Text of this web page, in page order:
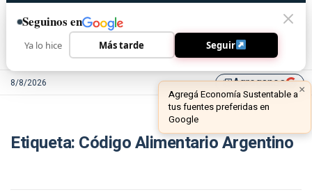
8/8/2026 library_addAgreganos ×
Agregá Economía Sustentable a
tus fuentes preferidas en
Google
Etiqueta: Código Alimentario Argentino
Seguinos en
Ya lo hice Más tarde Seguir